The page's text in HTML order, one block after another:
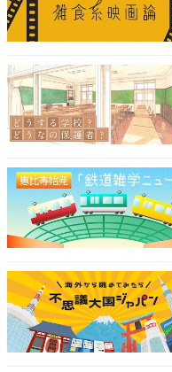
こちらもおすすめ
「ウニが
グ！ 2位
1